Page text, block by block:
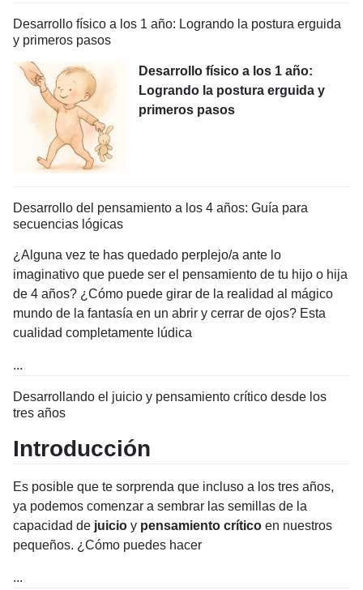
Desarrollo físico a los 1 año: Logrando la postura erguida
y primeros pasos
Desarrollo físico a los 1 año:
Logrando la postura erguida y
primeros pasos
Desarrollo del pensamiento a los 4 años: Guía para
secuencias lógicas
¿Alguna vez te has quedado perplejo/a ante lo
imaginativo que puede ser el pensamiento de tu hijo o hija
de 4 años? ¿Cómo puede girar de la realidad al mágico
mundo de la fantasía en un abrir y cerrar de ojos? Esta
cualidad completamente lúdica
...
Desarrollando el juicio y pensamiento crítico desde los
tres años
Introducción
Es posible que te sorprenda que incluso a los tres años,
ya podemos comenzar a sembrar las semillas de la
capacidad de juicio y pensamiento crítico en nuestros
pequeños. ¿Cómo puedes hacer
...